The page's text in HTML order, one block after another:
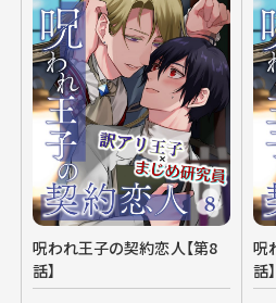
呪われ王子の契約恋人【第8
話】
呪
話】